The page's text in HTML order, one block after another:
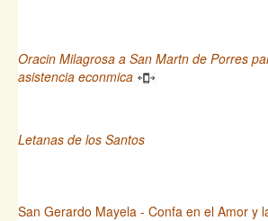
Oracin Milagrosa a San Martn de Porres
asistencia econmica
Letanas de los Santos
San Gerardo Mayela - Confa en el Amor y